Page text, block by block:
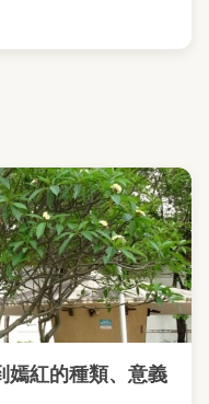
嫣紅的種類、意義